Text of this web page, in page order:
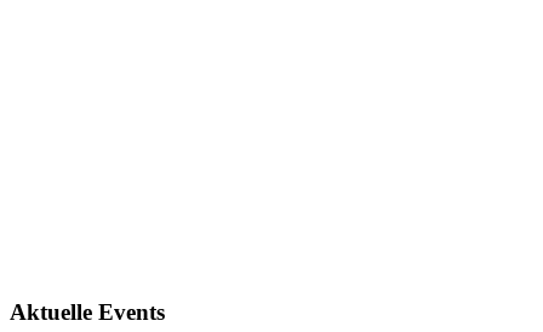
Aktuelle Events